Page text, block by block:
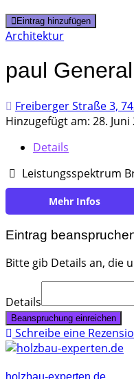
Eintrag hinzufügen
Architektur
paul
Freiberger Straße 3,
Hinzugefügt am: 28. Juni
Details
Leistungsspektrum
https://www.paul-
Eintrag
Bitte gib Details an, die
Details
Beanspruchung einreichen
Schreibe eine
holzbau-experten.de